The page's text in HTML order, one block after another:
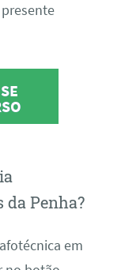
da Penha?
em